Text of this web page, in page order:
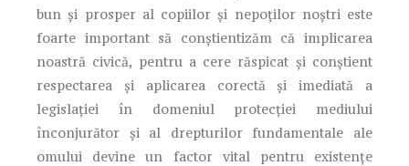
bun și prosper al copiilor și nepoților noștri este
foarte important să conștientizăm că implicarea
noastră civică, pentru a cere răspicat și conștient
respectarea și aplicarea corectă și imediată a
legislației în domeniul protecției mediului
înconjurător și al drepturilor fundamentale ale
omului devine un factor vital pentru existențe